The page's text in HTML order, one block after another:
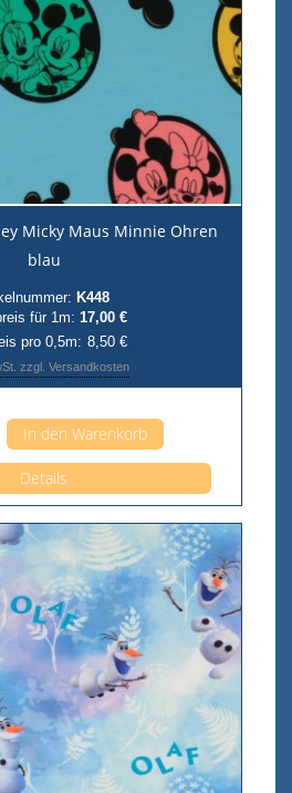
Micky Maus Minnie Ohren
blau
K448
für 1m: 17,00 €
pro 0,5m: 8,50 €
zzgl. Versandkosten
Details